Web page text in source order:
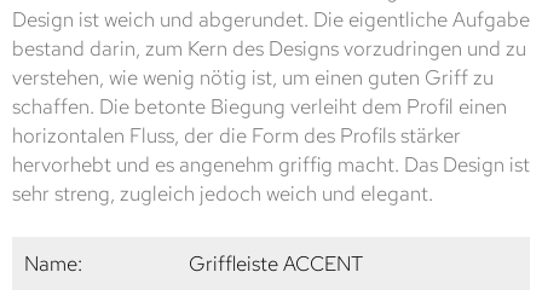
Design ist weich und abgerundet. Die eigentliche Aufgabe
bestand darin, zum Kern des Designs vorzudringen und zu
verstehen, wie wenig nötig ist, um einen guten Griff zu
schaffen. Die betonte Biegung verleiht dem Profil einen
horizontalen Fluss, der die Form des Profils stärker
hervorhebt und es angenehm griffig macht. Das Design ist
sehr streng, zugleich jedoch weich und elegant.
Name:
Griffleiste ACCENT